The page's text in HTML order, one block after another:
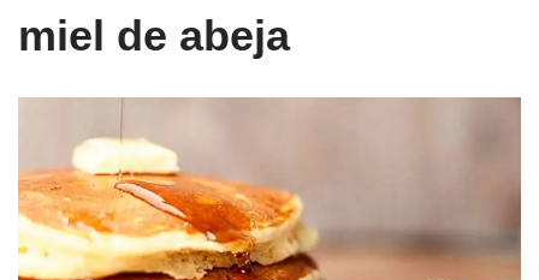
miel de abeja